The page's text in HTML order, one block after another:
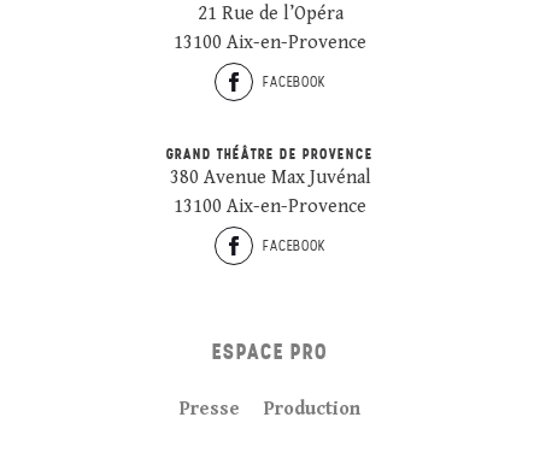
21 Rue de l’Opéra
13100 Aix-en-Provence
FACEBOOK
GRAND THÉÂTRE DE PROVENCE
380 Avenue Max Juvénal
13100 Aix-en-Provence
FACEBOOK
ESPACE PRO
Presse Production